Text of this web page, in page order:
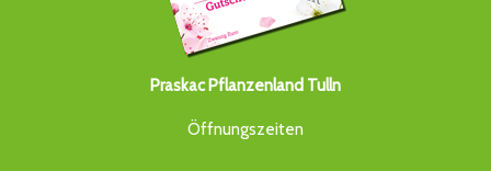
Praskac Pflanzenland Tulln
Öffnungszeiten